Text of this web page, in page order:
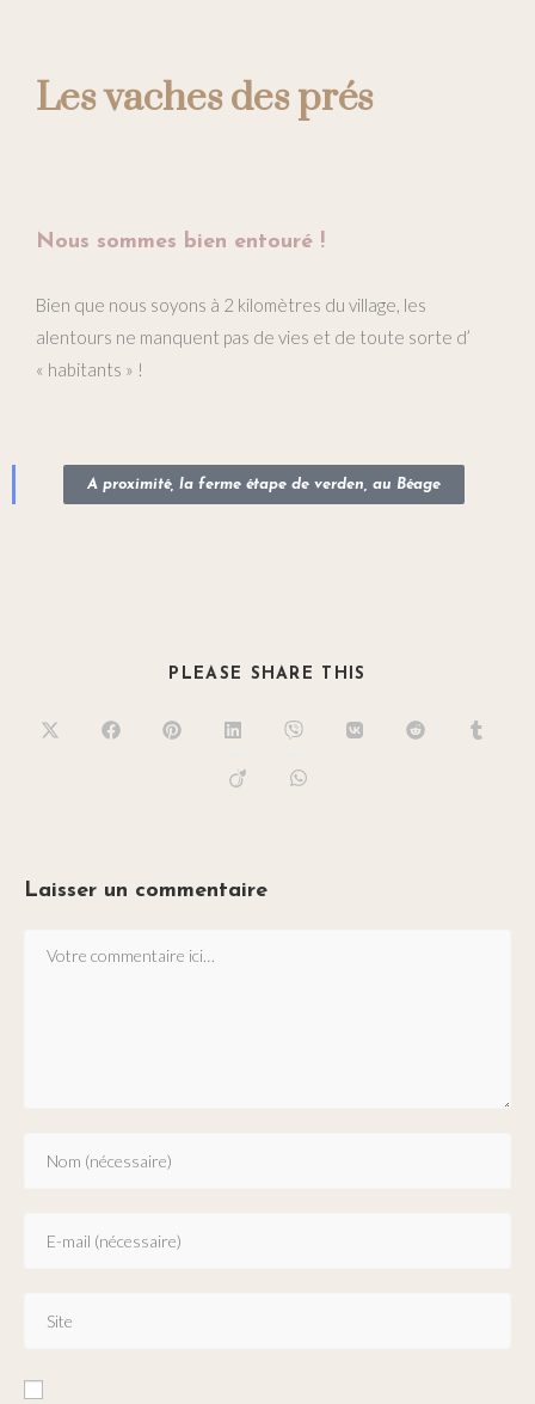
Les vaches des prés
Nous sommes bien entouré !
Bien que nous soyons à 2 kilomètres du village, les
alentours ne manquent pas de vies et de toute sorte d’
« habitants » !
A proximité, la ferme étape de verden, au Béage
PLEASE SHARE THIS
Laisser un commentaire